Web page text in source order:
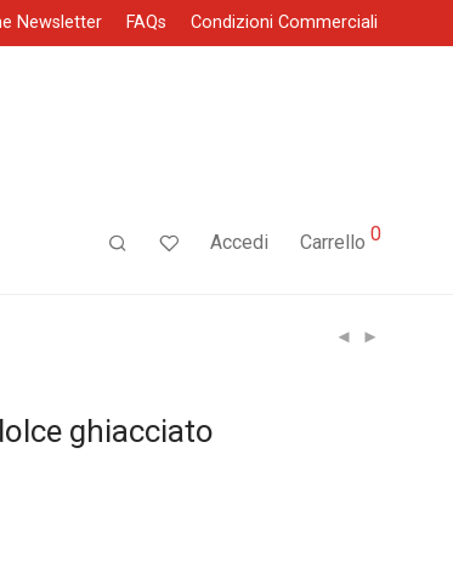
Newsletter FAQs Condizioni Commerciali
Accedi Carrello 0
ghiacciato